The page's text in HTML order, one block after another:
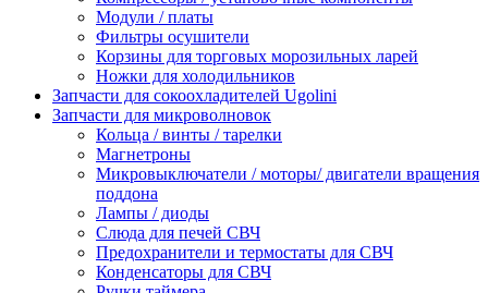
Модули / платы
Фильтры осушители
Корзины для торговых морозильных ларей
Ножки для холодильников
Запчасти для сокоохладителей Ugolini
Запчасти для микроволновок
Кольца / винты / тарелки
Магнетроны
Микровыключатели / моторы/ двигатели вращения
поддона
Лампы / диоды
Слюда для печей СВЧ
Предохранители и термостаты для СВЧ
Конденсаторы для СВЧ